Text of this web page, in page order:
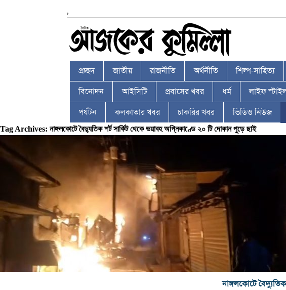
,
প্রচ্ছদ জাতীয় রাজনীতি অর্থনীতি শিল্প-সাহিত্য
বিনোদন আইসিটি প্রবাসের খবর ধর্ম লাইফ
পর্যটন কলকাতার খবর চাকরির খবর ভিডিও নিউজ
Tag Archives: নাঙ্গলকোটে বৈদ্যুতিক শর্ট সার্কিট থেকে ভয়াবহ অগ্নিকাণ্ডে ২০ টি দোকান পুড়ে ছাই
নাঙ্গলকোটে